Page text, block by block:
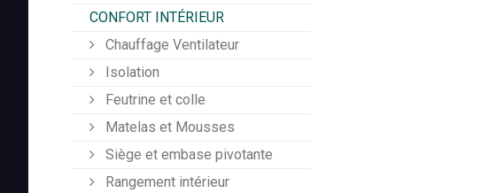
CONFORT INTÉRIEUR
Chauffage Ventilateur
Isolation
Feutrine et colle
Matelas et Mousses
Siège et embase pivotante
Rangement intérieur